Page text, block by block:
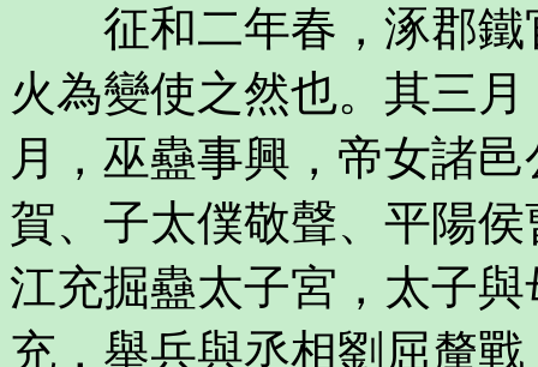
征和二年春，涿郡鐵
火為變使之然也。其三
月，巫蠱事興，帝女諸
賀、子太僕敬聲、平陽
江充掘蠱太子宮，太子
充，舉兵與丞相劉屈釐